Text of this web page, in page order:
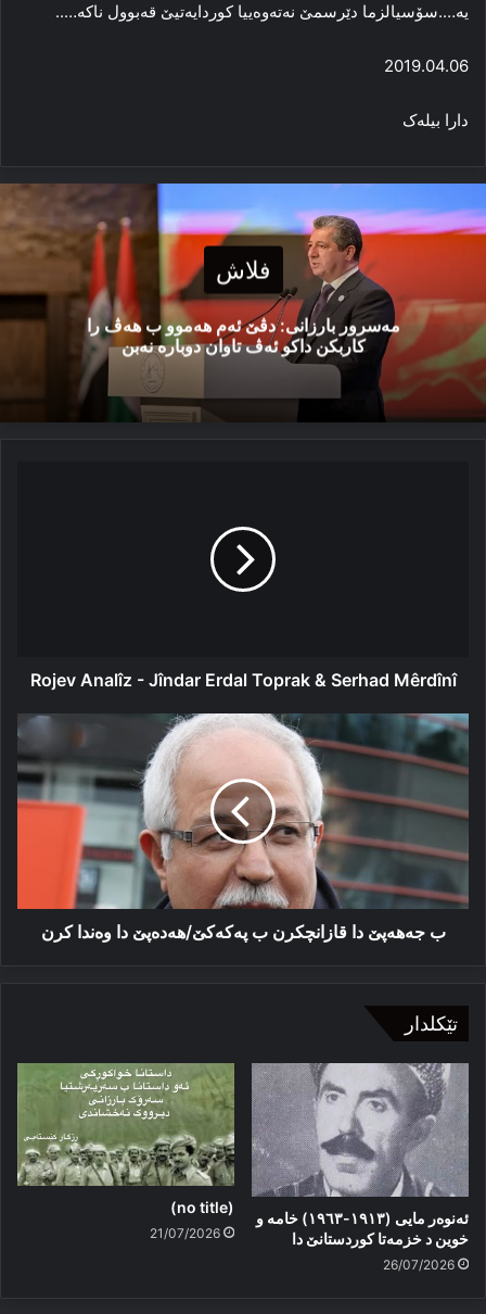
یه‌….سۆسیالزما دێرسمێ نه‌ته‌وه‌ییا کوردایەتیێ قەبوول ناكە…..
2019.04.06
دارا بیله‌ک
فلاش
مەسرور بارزانی: دڤێ ئەم هەموو ب هەڤ را
کاربکن داکو ئەڤ تاوان دوبارە نەبن
Rojev Analîz - Jîndar Erdal Toprak & Serhad Mêrdînî
ب
جەهەپێ
دا
قازانچکرن
ب
پەکەکێ/
هەدەپێ
دا
وه‌ندا
کرنب جەهەپێ دا قازانچکرن ب پەکەکێ/هەدەپێ دا وه‌ندا کرن
تێکلدار
ئەنوەر مایی (١٩١٣-١٩٦٣) خامە و
خوین د خزمەتا کوردستانێ دا
26/07/2026
(no title)
21/07/2026